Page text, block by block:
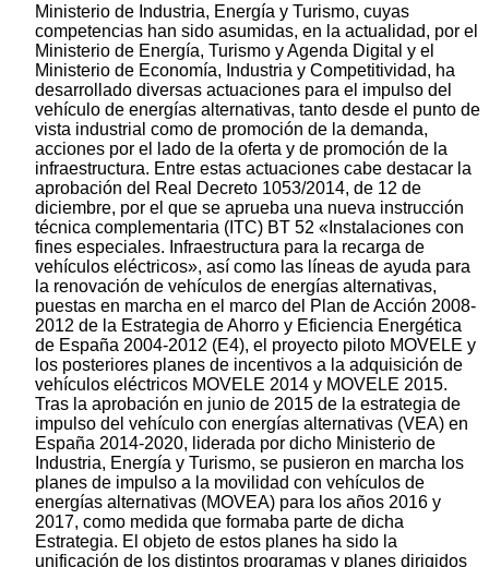
Ministerio de Industria, Energía y Turismo, cuyas
competencias han sido asumidas, en la actualidad, por el
Ministerio de Energía, Turismo y Agenda Digital y el
Ministerio de Economía, Industria y Competitividad, ha
desarrollado diversas actuaciones para el impulso del
vehículo de energías alternativas, tanto desde el punto de
vista industrial como de promoción de la demanda,
acciones por el lado de la oferta y de promoción de la
infraestructura. Entre estas actuaciones cabe destacar la
aprobación del Real Decreto 1053/2014, de 12 de
diciembre, por el que se aprueba una nueva instrucción
técnica complementaria (ITC) BT 52 «Instalaciones con
fines especiales. Infraestructura para la recarga de
vehículos eléctricos», así como las líneas de ayuda para
la renovación de vehículos de energías alternativas,
puestas en marcha en el marco del Plan de Acción 2008-
2012 de la Estrategia de Ahorro y Eficiencia Energética
de España 2004-2012 (E4), el proyecto piloto MOVELE y
los posteriores planes de incentivos a la adquisición de
vehículos eléctricos MOVELE 2014 y MOVELE 2015.
Tras la aprobación en junio de 2015 de la estrategia de
impulso del vehículo con energías alternativas (VEA) en
España 2014-2020, liderada por dicho Ministerio de
Industria, Energía y Turismo, se pusieron en marcha los
planes de impulso a la movilidad con vehículos de
energías alternativas (MOVEA) para los años 2016 y
2017, como medida que formaba parte de dicha
Estrategia. El objeto de estos planes ha sido la
unificación de los distintos programas y planes dirigidos